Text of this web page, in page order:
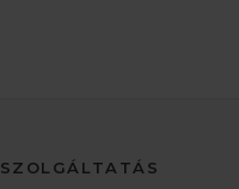
SZOLGÁLTATÁS